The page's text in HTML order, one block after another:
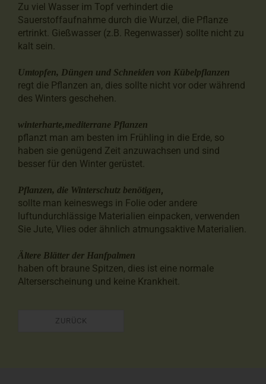
Zu viel Wasser im Topf verhindert die
Sauerstoffaufnahme durch die Wurzel, die Pflanze
ertrinkt. Gießwasser (z.B. Regenwasser) sollte nicht zu
kalt sein.
Umtopfen, Düngen und Schneiden von Kübelpflanzen
regt die Pflanzen an, dies sollte nicht vor oder während
des Winters geschehen.
winterharte,mediterrane Pflanzen
pflanzt man am besten im Frühling in die Erde, so
haben sie genügend Zeit anzuwachsen und sind
besser für den Winter gerüstet.
Pflanzen, die Winterschutz benötigen,
sollte man keineswegs in Folie oder andere
luftundurchlässige Materialien einpacken, verwenden
Sie Jute, Vlies oder ähnlich atmungsaktive Materialien.
Ältere Blätter der Hanfpalmen
haben oft braune Spitzen, dies ist eine normale
Alterserscheinung und keine Krankheit.
ZURÜCK